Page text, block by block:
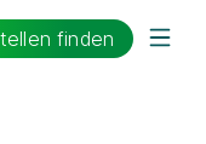
finden